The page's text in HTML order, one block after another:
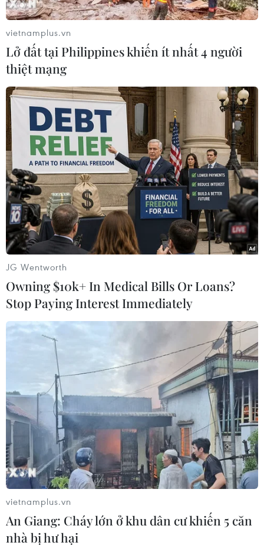
(Vietnam+)
#Iran #Moskva #Alexander Novak
#Dầu mỏ
#Đổi dầu lấy hàng
#Thỏa thuận
#Bijan Zanganeh
Iran
Nga
Theo dõi VietnamPlus
TIN CÙNG CHUYÊN MỤC
Ngoại giao kinh tế: Kiến tạo hệ sinh
thái đồng hành và thúc đẩy tự chủ
công nghệ
06/08/2026 15:33
Việt Nam tiếp tục là thị trường trọng
vietnamplus.vn
Lở đất tại Philippines khiến ít nhất 4 người
thiệt mạng
JG Wentworth
Owning $10k+ In Medical Bills Or Loans?
Stop Paying Interest Immediately
vietnamplus.vn
An Giang: Cháy lớn ở khu dân cư khiến 5 căn
nhà bị hư hại